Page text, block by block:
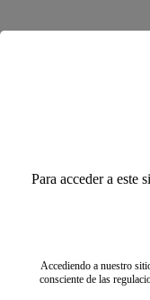
CV-655
Para acceder a este
Accediendo a nuestro
consciente de las